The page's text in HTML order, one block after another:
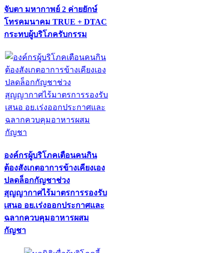
จับตา มหากาพย์ 2 ค่ายยักษ์
โทรคมนาคม TRUE + DTAC
กระทบผู้บริโภครับกรรม
องค์กรผู้บริโภคเตือนคนกิน
ต้องสังเกตอาการข้างเคียงเอง
ปลดล็อกกัญชาช่วง
สุญญากาศไร้มาตรการรองรับ
เสนอ อย.เร่งออกประกาศและ
ฉลากควบคุมอาหารผสม
กัญชา